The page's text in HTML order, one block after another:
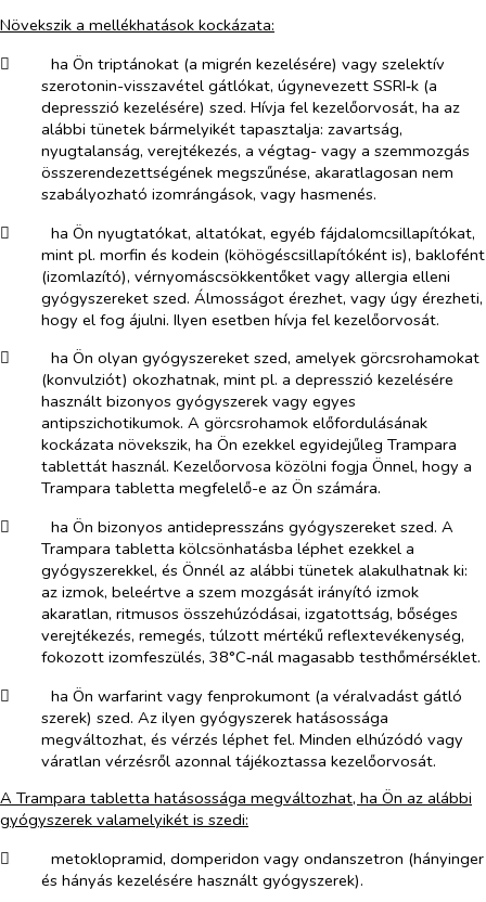
Növekszik a mellékhatások kockázata:
​
ha Ön triptánokat (a migrén kezelésére) vagy szelektív
szerotonin-visszavétel gátlókat, úgynevezett SSRI‑k (a
depresszió kezelésére) szed. Hívja fel kezelőorvosát, ha az
alábbi tünetek bármelyikét tapasztalja: zavartság,
nyugtalanság, verejtékezés, a végtag- vagy a szemmozgás
összerendezettségének megszűnése, akaratlagosan nem
szabályozható izomrángások, vagy hasmenés.
​
ha Ön nyugtatókat, altatókat, egyéb fájdalomcsillapítókat,
mint pl. morfin és kodein (köhögéscsillapítóként is), baklofént
(izomlazító), vérnyomáscsökkentőket vagy allergia elleni
gyógyszereket szed. Álmosságot érezhet, vagy úgy érezheti,
hogy el fog ájulni. Ilyen esetben hívja fel kezelőorvosát.
​
ha Ön olyan gyógyszereket szed, amelyek görcsrohamokat
(konvulziót) okozhatnak, mint pl. a depresszió kezelésére
használt bizonyos gyógyszerek vagy egyes
antipszichotikumok. A görcsrohamok előfordulásának
kockázata növekszik, ha Ön ezekkel egyidejűleg Trampara
tablettát használ. Kezelőorvosa közölni fogja Önnel, hogy a
Trampara tabletta megfelelő-e az Ön számára.
​
ha Ön bizonyos antidepresszáns gyógyszereket szed. A
Trampara tabletta kölcsönhatásba léphet ezekkel a
gyógyszerekkel, és Önnél az alábbi tünetek alakulhatnak ki:
az izmok, beleértve a szem mozgását irányító izmok
akaratlan, ritmusos összehúzódásai, izgatottság, bőséges
verejtékezés, remegés, túlzott mértékű reflextevékenység,
fokozott izomfeszülés, 38°C‑nál magasabb testhőmérséklet.
​
ha Ön warfarint vagy fenprokumont (a véralvadást gátló
szerek) szed. Az ilyen gyógyszerek hatásossága
megváltozhat, és vérzés léphet fel. Minden elhúzódó vagy
váratlan vérzésről azonnal tájékoztassa kezelőorvosát.
A Trampara tabletta hatásossága megváltozhat, ha Ön az alábbi
gyógyszerek valamelyikét is szedi:
​
metoklopramid, domperidon vagy ondanszetron (hányinger
és hányás kezelésére használt gyógyszerek).